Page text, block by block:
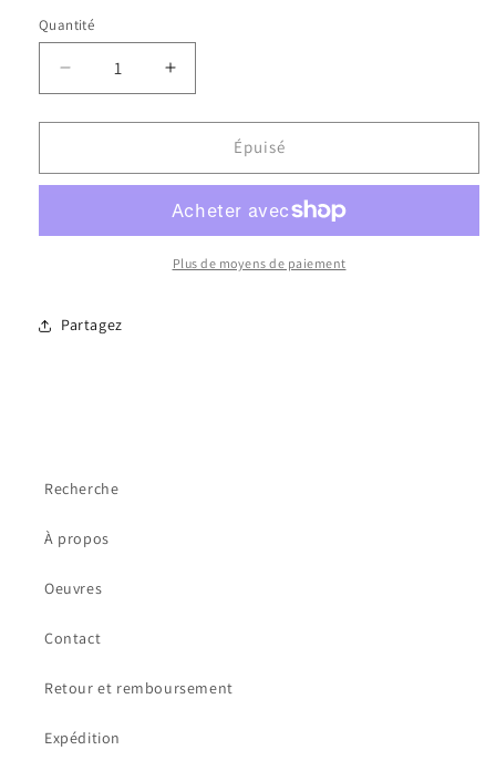
Quantité
Quantité
Réduire
la
quantité
Fiesta
Augmenter
la
quantité
Fiesta
Épuisé
Plus de moyens de paiement
Partagez
Recherche
À propos
Oeuvres
Contact
Retour et remboursement
Expédition